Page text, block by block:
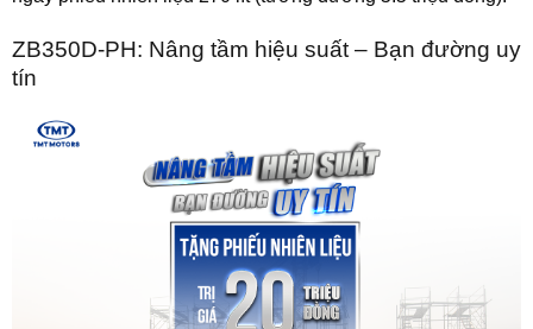
ZB350D-PH: Nâng tầm hiệu suất – Bạn đường uy
tín